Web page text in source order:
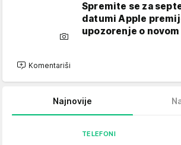
Spremite se za
datumi Apple
upozorenje o
Komentariši
Najnovije
TELEFONI